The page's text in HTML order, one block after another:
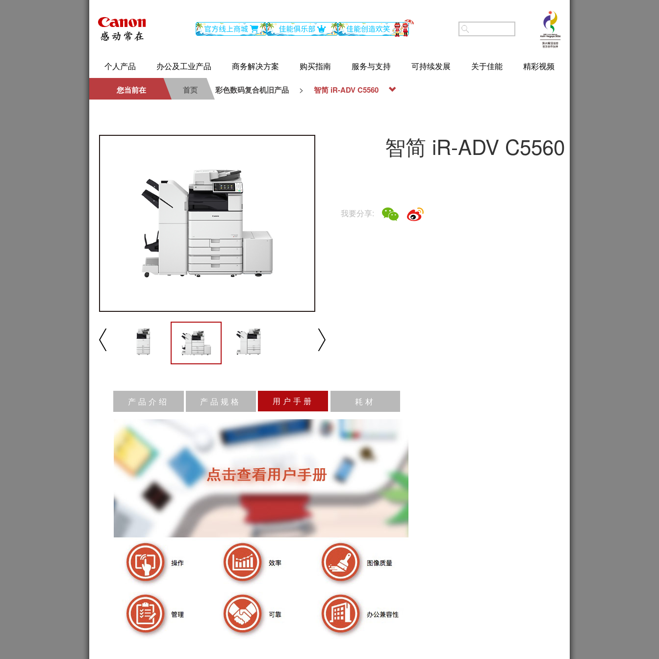
个人产品 办公及工业产品 商务解决方案 购买指南 服务与支持 可持续发展 关于佳能 精彩视频
您当前在 首页 彩色数码复合机旧产品 > 智简 iR-ADV C5560
播放/暂停 速度 反向 缩放
智简 iR-ADV C5560
我要分享:
产品介绍 产品规格 用户手册 耗材